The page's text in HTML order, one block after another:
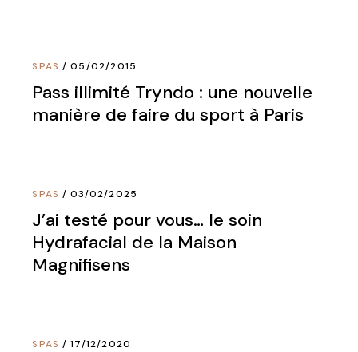
SPAS 05/02/2015
Pass illimité Tryndo : une nouvelle
manière de faire du sport à Paris
SPAS 03/02/2025
J’ai testé pour vous… le soin
Hydrafacial de la Maison
Magnifisens
SPAS 17/12/2020